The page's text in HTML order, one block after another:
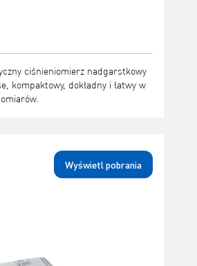
ciśnieniomierz nadgarstkowy
kompaktowy, dokładny i łatwy w
Wyświetl pobrania